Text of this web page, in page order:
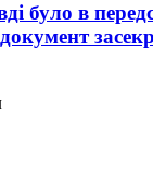
було в